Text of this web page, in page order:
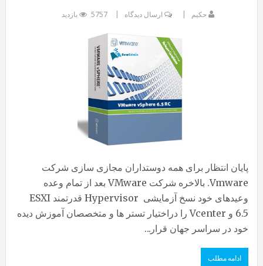
حکیم ارسال دیدگاه 5757 بازدید
پایان انتظار برای همه دوستداران مجازی سازی شرکت
Vmware. بالاخره شرکت VMware بعد از تمام وعده
وعیدهای خود نسخ آزمایشی Hypervisor قدرتمند ESXI
6.5 و Vcenter را دراختیار تستر ها و متخصصان آموزش دیده
خود در سراسر جهان قرار...
ادامه مطلب